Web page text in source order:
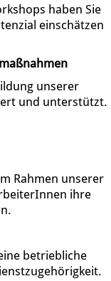
haben Sie
einschätzen
unserer
und unterstützt.
Rahmen unserer
ihre
betriebliche